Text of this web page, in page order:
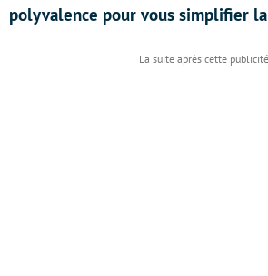
polyvalence pour vous simplifier